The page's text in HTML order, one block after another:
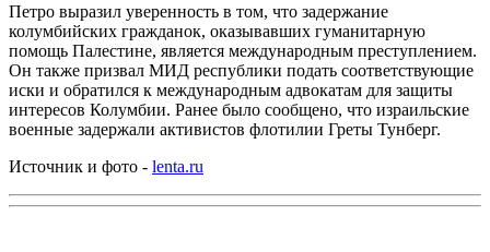
Петро выразил уверенность в том, что задержание
колумбийских гражданок, оказывавших гуманитарную
помощь Палестине, является международным преступлением.
Он также призвал МИД республики подать соответствующие
иски и обратился к международным адвокатам для защиты
интересов Колумбии. Ранее было сообщено, что израильские
военные задержали активистов флотилии Греты Тунберг.
Источник и фото - lenta.ru